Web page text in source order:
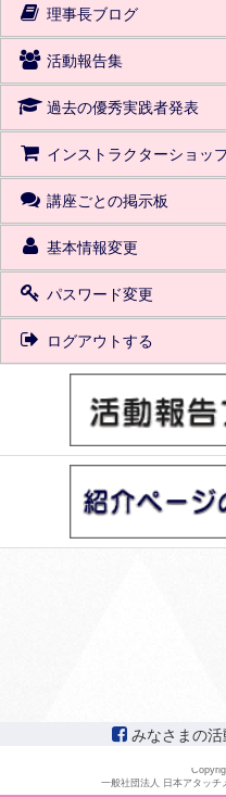
理事長ブログ
活動報告集
過去の優秀実践者発表
インストラクターショッ
講座ごとの掲示板
基本情報変更
パスワード変更
ログアウトする
みなさまの
一般社団法人 日本アタッ